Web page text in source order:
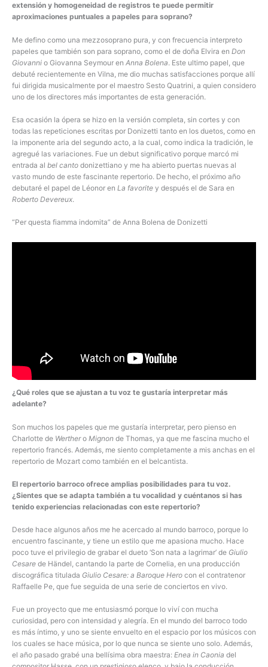
extensión y homogeneidad de registros te puede permitir
aproximaciones puntuales a papeles para soprano?
Me defino como una mezzosoprano pura, y con frecuencia interpreto
papeles que también son para soprano, como el de doña Elvira en Don
Giovanni o Giovanna Seymour en Anna Bolena. Este ultimo papel, que
debuté recientemente en Vilna, me dio muchas satisfacciones porque allí
fui dirigida musicalmente por el maestro Sesto Quatrini, a quien considero
uno de los directores más importantes de esta generación.
Esa ocasión la ópera se hizo en la versión completa, sin cortes y con
todas las repeticiones escritas por Donizetti tanto en los duetos, como en
la imponente aria del segundo acto, a la cual, como indica la tradición, le
agregué las variaciones. Fue un debut significativo porque marcó mi
entrada al bel canto donizettiano y me ha abierto puertas nuevas al
vasto mundo de este fascinante repertorio. De hecho, el próximo año
debutaré el papel de Léonor en La favorite y después el de Sara en
Roberto Devereux.
“Per questa fiamma indomita” de Anna Bolena de Donizetti
¿Qué roles que se ajustan a tu voz te gustaría interpretar más
adelante?
Son muchos los papeles que me gustaría interpretar, pero pienso en
Charlotte de Werthero Mignon de Thomas, ya que me fascina mucho el
repertorio francés. Además, me siento completamente a mis anchas en el
repertorio de Mozart como también en el belcantista.
El repertorio barroco ofrece amplias posibilidades para tu voz.
¿Sientes que se adapta también a tu vocalidad y cuéntanos si has
tenido experiencias relacionadas con este repertorio?
Desde hace algunos años me he acercado al mundo barroco, porque lo
encuentro fascinante, y tiene un estilo que me apasiona mucho. Hace
poco tuve el privilegio de grabar el dueto ‘Son nata a lagrimar’ de Giulio
Cesare de Händel, cantando la parte de Cornelia, en una producción
discográfica titulada Giulio Cesare: a Baroque Hero con el contratenor
Raffaelle Pe, que fue seguida de una serie de conciertos en vivo.
Fue un proyecto que me entusiasmó porque lo viví con mucha
curiosidad, pero con intensidad y alegría. En el mundo del barroco todo
es más íntimo, y uno se siente envuelto en el espacio por los músicos con
los cuales se hace música, por lo que nunca se siente uno solo. Además,
el año pasado grabé una bellísima obra maestra: Enea in Caonia del